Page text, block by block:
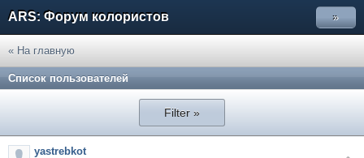
ARS: Форум колористов »
« На главную
Список пользователей
Filter »
yastrebkot